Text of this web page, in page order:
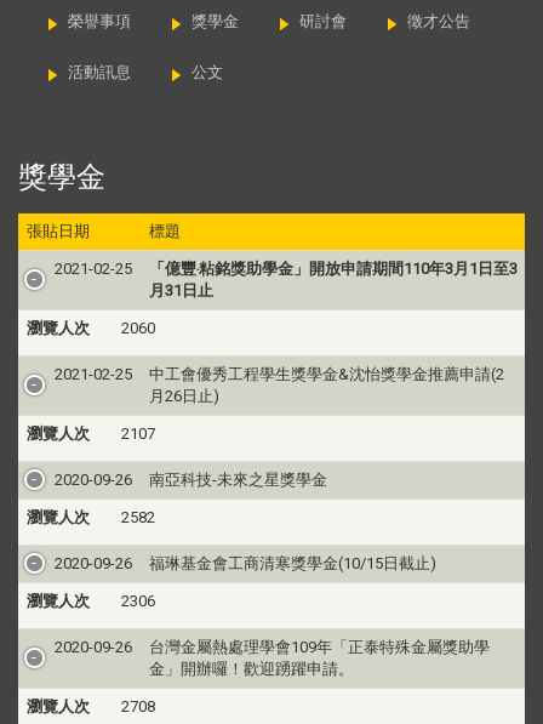
榮譽事項 獎學金 研討會 徵才公告
活動訊息 公文
獎學金
張貼日期 標題
2021-02-25
「億豐‧粘銘獎助學金」開放申請期間110年3月1日至3
月31日止
瀏覽人次 2060
2021-02-25
中工會優秀工程學生獎學金&沈怡獎學金推薦申請(2
月26日止)
瀏覽人次 2107
2020-09-26 南亞科技-未來之星獎學金
瀏覽人次 2582
2020-09-26 福琳基金會工商清寒獎學金(10/15日截止)
瀏覽人次 2306
2020-09-26
台灣金屬熱處理學會109年「正泰特殊金屬獎助學
金」開辦囉！歡迎踴躍申請。
瀏覽人次 2708